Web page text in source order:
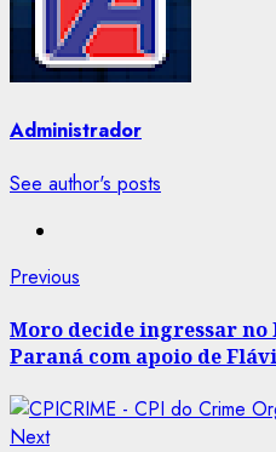
Administrador
See author's posts
Post
navigation
Previous
Moro decide ingressar no
Paraná com apoio de
NextNext